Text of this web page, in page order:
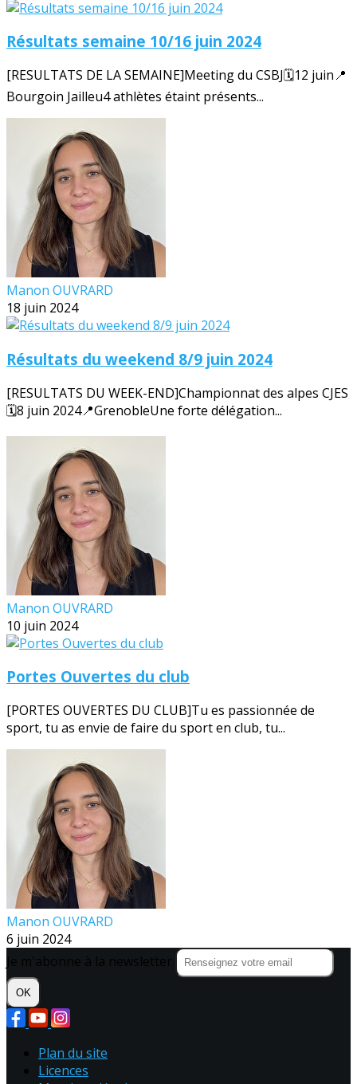
Résultats semaine 10/16 juin 2024
[RESULTATS DE LA SEMAINE]Meeting du CSBJ🗓️12 juin📍
Bourgoin Jailleu4 athlètes étaint présents...
Manon OUVRARD
18 juin 2024
Résultats du weekend 8/9 juin 2024
[RESULTATS DU WEEK-END]Championnat des alpes CJES
🗓️8 juin 2024📍GrenobleUne forte délégation...
Manon OUVRARD
10 juin 2024
Portes Ouvertes du club
[PORTES OUVERTES DU CLUB]Tu es passionnée de
sport, tu as envie de faire du sport en club, tu...
Manon OUVRARD
6 juin 2024
OK
Plan du site
Licences